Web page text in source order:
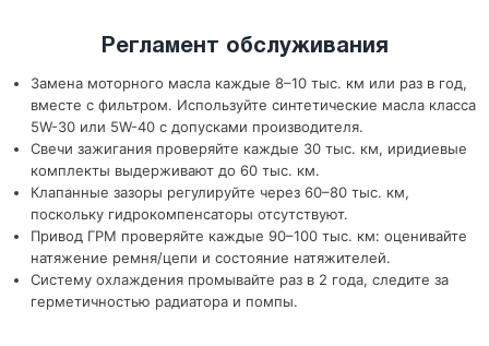
Регламент обслуживания
Замена моторного масла каждые 8–10 тыс. км или раз в год,
вместе с фильтром. Используйте синтетические масла класса
5W-30 или 5W-40 с допусками производителя.
Свечи зажигания проверяйте каждые 30 тыс. км, иридиевые
комплекты выдерживают до 60 тыс. км.
Клапанные зазоры регулируйте через 60–80 тыс. км,
поскольку гидрокомпенсаторы отсутствуют.
Привод ГРМ проверяйте каждые 90–100 тыс. км: оценивайте
натяжение ремня/цепи и состояние натяжителей.
Систему охлаждения промывайте раз в 2 года, следите за
герметичностью радиатора и помпы.